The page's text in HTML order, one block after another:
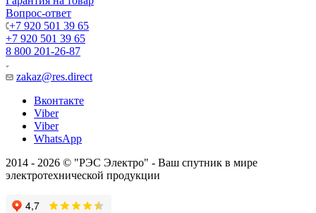
Вопрос-ответ
+7 920 501 39 65
+7 920 501 39 65
8 800 201-26-87
zakaz@res.direct
Вконтакте
Viber
Viber
WhatsApp
2014 - 2026 © "РЭС Электро" - Ваш спутник в мире
электротехнической продукции